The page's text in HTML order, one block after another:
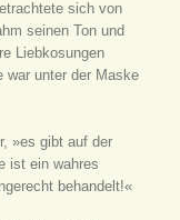
sich von
seinen Ton und
Liebkosungen
war unter der Maske
»es gibt auf der
ist ein wahres
behandelt!«